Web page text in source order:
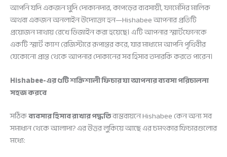
আপনি যদি একজন মুদি দোকানদার, কাপড়ের ব্যবসায়ী, ফার্মেসির মালিক
অথবা একজন অনলাইন উদ্যোক্তা হন—Hishabee আপনার প্রতিটি
প্রয়োজন মাথায় রেখে ডিজাইন করা হয়েছে। এটি আপনার স্মার্টফোনকে
একটি স্মার্ট ক্যাশ রেজিস্টারে রূপান্তর করে, যার মাধ্যমে আপনি পৃথিবীর
যেকোনো প্রান্ত থেকে আপনার দোকানের সব হিসাব তদারকি করতে পারেন।
Hishabee-এর ৫টি শক্তিশালী ফিচার যা আপনার ব্যবসা পরিচালনা
সহজ করবে
সঠিকব্যবসার হিসাব রাখার পদ্ধতিবাস্তবায়নে Hishabee কেন অন্য সব
সমাধান থেকে আলাদা? এর উত্তর লুকিয়ে আছে এর চমৎকার ফিচারগুলোর
মধ্যে: